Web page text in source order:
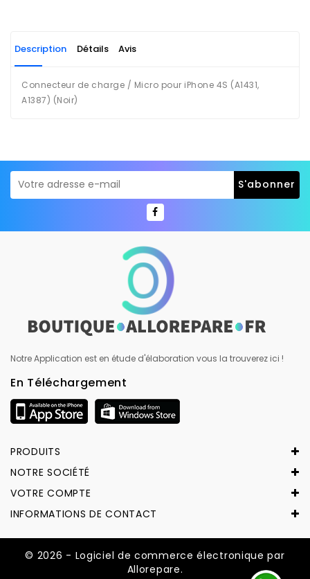
Description Détails Avis
Connecteur de charge / Micro pour iPhone 4S (A1431,
A1387) (Noir)
Notre Application est en étude d'élaboration vous la trouverez ici !
En Téléchargement
PRODUITS
NOTRE SOCIÉTÉ
VOTRE COMPTE
INFORMATIONS DE CONTACT
© 2026 - Logiciel de commerce électronique par
Allorepare.